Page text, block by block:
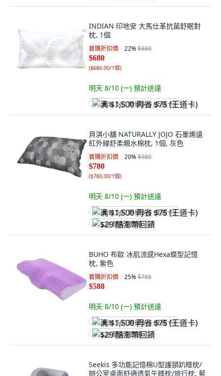
INDIAN 印地安 大馬仕革抗菌舒眠對
枕, 1個
首購折扣價 22%$880
$680
($680.00/1個)
明天 8/10 (一) 預計送達
满 $1,500 再省 $75 (王道卡)
貝淇小舖 NATURALLY JOJO 石墨烯遠
紅外線舒柔親水棉枕, 1個, 灰色
首購折扣價 20%$980
$780
($780.00/1個)
明天 8/10 (一) 預計送達
满 $1,500 再省 $75 (王道卡)
$29 酷澎幣回饋
BUHO 布歐 冰肌涼感Hexa蝶型記憶
枕, 紫色
首購折扣價 25%$788
$588
明天 8/10 (一) 預計送達
满 $1,500 再省 $75 (王道卡)
$29 酷澎幣回饋
Seekis 多功能記憶棉U型護頸趴睡枕/
辦公室桌面舒適透氣午睡枕/旅行枕, 藍